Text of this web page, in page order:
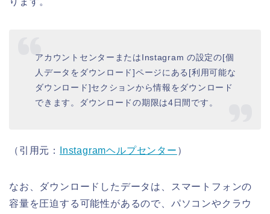
アカウントセンターまたはInstagram の設定の[個
人データをダウンロード]ページにある[利用可能な
ダウンロード]セクションから情報をダウンロード
できます。ダウンロードの期限は4日間です。
（引用元： Instagramヘルプセンター ）
なお、ダウンロードしたデータは、スマートフォンの
容量を圧迫する可能性があるので、パソコンやクラウ